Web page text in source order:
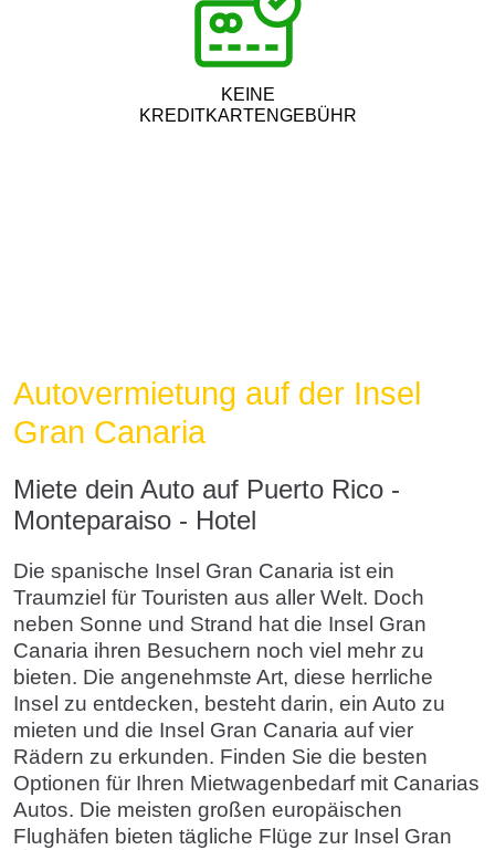
KEINE
KREDITKARTENGEBÜHR
Autovermietung auf der Insel
Gran Canaria
Miete dein Auto auf Puerto Rico -
Monteparaiso - Hotel
Die spanische Insel Gran Canaria ist ein
Traumziel für Touristen aus aller Welt. Doch
neben Sonne und Strand hat die Insel Gran
Canaria ihren Besuchern noch viel mehr zu
bieten. Die angenehmste Art, diese herrliche
Insel zu entdecken, besteht darin, ein Auto zu
mieten und die Insel Gran Canaria auf vier
Rädern zu erkunden. Finden Sie die besten
Optionen für Ihren Mietwagenbedarf mit Canarias
Autos. Die meisten großen europäischen
Flughäfen bieten tägliche Flüge zur Insel Gran